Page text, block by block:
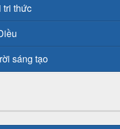
tri thức
sáng tạo